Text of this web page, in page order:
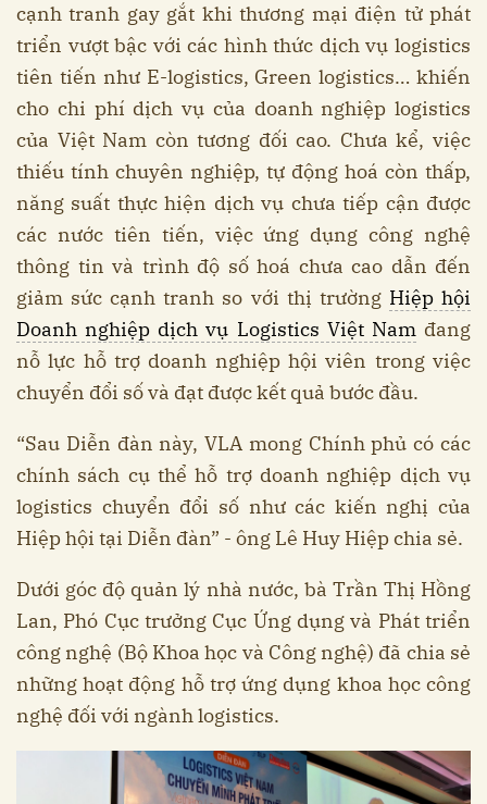
cạnh tranh gay gắt khi thương mại điện tử phát
triển vượt bậc với các hình thức dịch vụ logistics
tiên tiến như E-logistics, Green logistics… khiến
cho chi phí dịch vụ của doanh nghiệp logistics
của Việt Nam còn tương đối cao. Chưa kể, việc
thiếu tính chuyên nghiệp, tự động hoá còn thấp,
năng suất thực hiện dịch vụ chưa tiếp cận được
các nước tiên tiến, việc ứng dụng công nghệ
thông tin và trình độ số hoá chưa cao dẫn đến
giảm sức cạnh tranh so với thị trường Hiệp hội
Doanh nghiệp dịch vụ Logistics Việt Namđang
nỗ lực hỗ trợ doanh nghiệp hội viên trong việc
chuyển đổi số và đạt được kết quả bước đầu.
“Sau Diễn đàn này, VLA mong Chính phủ có các
chính sách cụ thể hỗ trợ doanh nghiệp dịch vụ
logistics chuyển đổi số như các kiến nghị của
Hiệp hội tại Diễn đàn” - ông Lê Huy Hiệp chia sẻ.
Dưới góc độ quản lý nhà nước, bà Trần Thị Hồng
Lan, Phó Cục trưởng Cục Ứng dụng và Phát triển
công nghệ (Bộ Khoa học và Công nghệ) đã chia sẻ
những hoạt động hỗ trợ ứng dụng khoa học công
nghệ đối với ngành logistics.